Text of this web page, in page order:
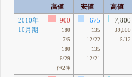
高値 安値 高値
2010年
10月期
900
180
7/5
180
6/29
他2件
675
135
12/22
135
12/21
7,800
39,000
5/12